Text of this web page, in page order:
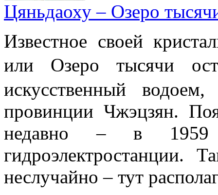
Цяньдаоху – Озеро
Известное своей
или Озеро тысячи
искусственный
провинции Чжэцзян.
недавно – в 1959
гидроэлектростанции.
неслучайно – тут